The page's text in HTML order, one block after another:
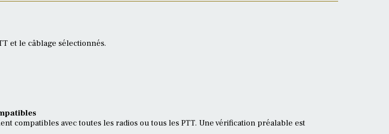
et le câblage sélectionnés.
compatibles avec toutes les radios ou tous les PTT. Une vérification préalable est